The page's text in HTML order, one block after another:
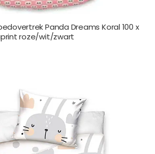
Panda Dreams Koral 100 x
roze/wit/zwart